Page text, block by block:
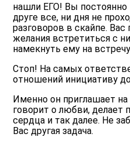
нашли ЕГО! Вы постоянно
друге все, ни дня не
разговоров в скайпе. Вас
желания встретиться с
намекнуть ему на
Стоп! На самых
отношений инициативу
Именно он приглашает
говорит о любви, делает
сердца и так далее. Не
Вас другая задача.